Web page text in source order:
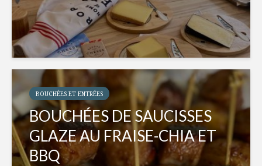
BOUCHÉES ET ENTRÉES
BOUCHÉES DE SAUCISSES
GLAZE AU FRAISE-CHIA ET
BBQ